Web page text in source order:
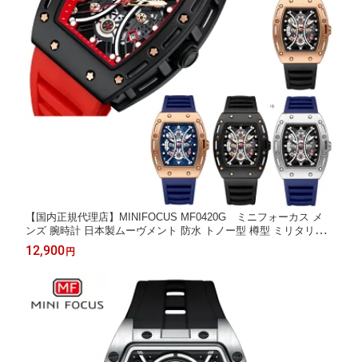
【国内正規代理店】MINIFOCUS MF0420G ミニフォーカス メ
ンズ 腕時計 日本製ムーヴメント 防水 トノー型 樽型 ミリタリー
ラバーベルト 日付 大きめ ビックフェイス 防水 夜光 インデック
ス プレゼント ギフト お祝い 誕生日 父の日 成人式 クリスマス 彼
12,900 円